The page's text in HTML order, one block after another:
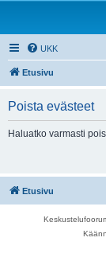
UKK
Etusivu
Poista evästeet
Haluatko varmasti
Etusivu